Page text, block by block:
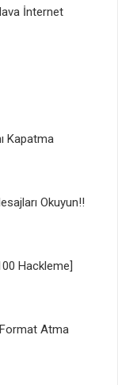
İnternet
Kapatma
Okuyun!!
Hackleme]
Atma